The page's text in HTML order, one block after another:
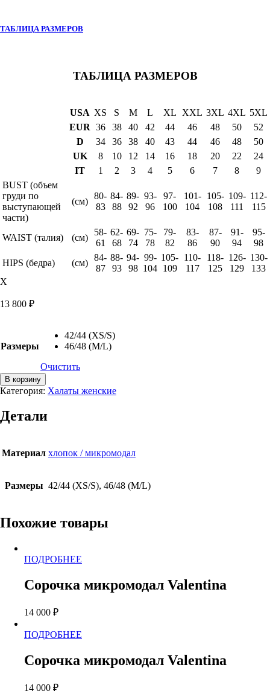
ТАБЛИЦА РАЗМЕРОВ
ТАБЛИЦА РАЗМЕРОВ
USA XS S M L XL XXL 3XL 4XL 5XL
EUR 36 38 40 42 44 46 48 50
52
D
34 36 38 40 43 44 46 48
50
UK
8 10 12 14 16 18 20 22
24
IT
1 2 3 4 5 6 7 8
9
BUST (объем
груди по
выступающей
части)
(см)
80-
83
84-
88
89-
92
93-
96
97-
100
101-
104
105-
108
109-
111
112-
115
WAIST (талия) (см)
58-
61
62-
68
69-
74
75-
78
79-
82
83-
86
87-
90
91-
94
95-
98
HIPS (бедра)
(см)
84-
87
88-
93
94-
98
99-
104
105-
109
110-
117
118-
125
126-
129
130-
133
X
13 800 ₽
Размеры
42/44 (XS/S)
46/48 (M/L)
Очистить
Количество
товара
микромодал
Valentina
В корзину
Категория: Халаты женские
Детали
Материал хлопок / микромодал
Размеры 42/44 (XS/S), 46/48 (M/L)
Похожие товары
ПОДРОБНЕЕ
несколько
странице
товара.
Сорочка микромодал Valentina
14 000 ₽
ПОДРОБНЕЕ
несколько
Сорочка микромодал Valentina
14 000 ₽